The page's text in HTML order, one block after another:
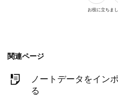
お役に立ちま
関連ページ
ノートデータをイン
る